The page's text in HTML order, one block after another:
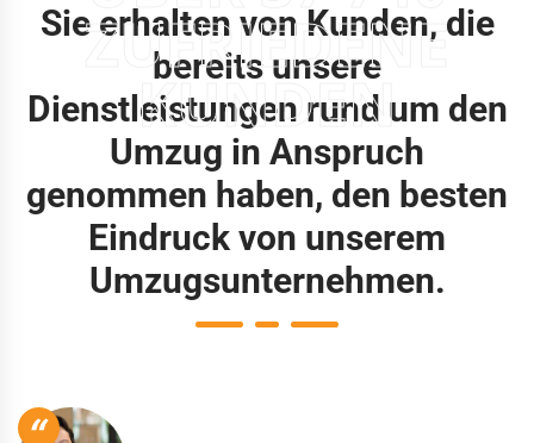
ZUFRIEDENE
KUNDEN
Sie erhalten von Kunden, die
bereits unsere
Dienstleistungen rund um den
Umzug in Anspruch
genommen haben, den besten
Eindruck von unserem
Umzugsunternehmen.